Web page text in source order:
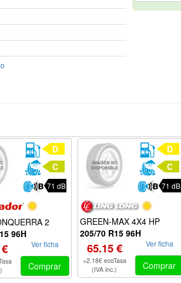
D
C
71 dB
2
96H
Ver ficha
Comprar
D
C
71 dB
GREEN-MAX 4X4 HP
205/70 R15 96H
65.15 €
+2.18€ ecoTasa
(IVA inc.)
Ver ficha
Comprar